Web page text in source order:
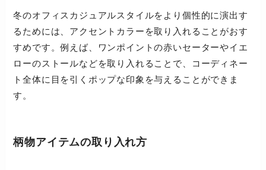
冬のオフィスカジュアルスタイルをより個性的に演出す
るためには、アクセントカラーを取り入れることがおす
すめです。例えば、ワンポイントの赤いセーターやイエ
ローのストールなどを取り入れることで、コーディネー
ト全体に目を引くポップな印象を与えることができま
す。
柄物アイテムの取り入れ方